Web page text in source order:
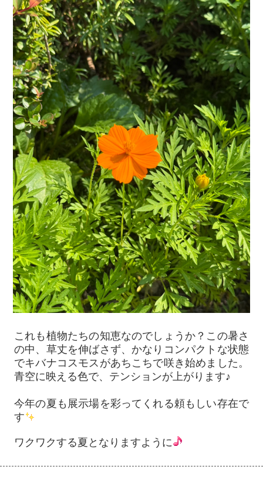
これも植物たちの知恵なのでしょうか？この暑さ
の中、草丈を伸ばさず、かなりコンパクトな状態
でキバナコスモスがあちこちで咲き始めました。
青空に映える色で、テンションが上がります♪
今年の夏も展示場を彩ってくれる頼もしい存在で
す
ワクワクする夏となりますように